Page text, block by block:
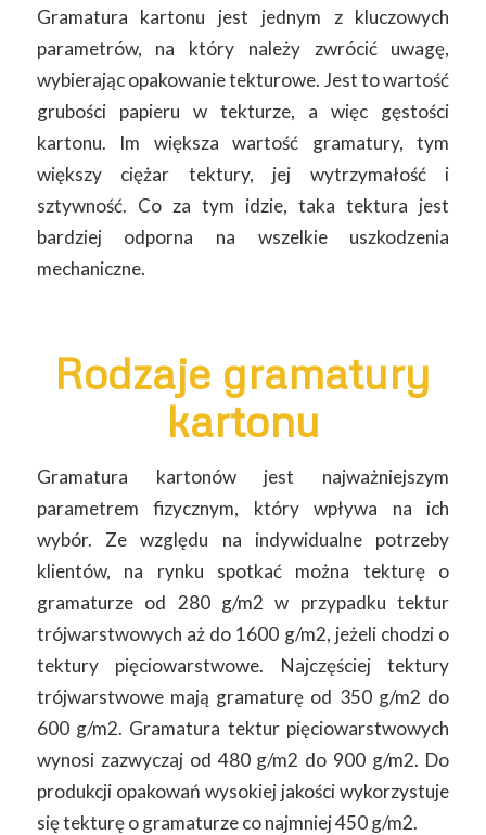
Gramatura kartonu jest jednym z kluczowych
parametrów, na który należy zwrócić uwagę,
wybierając opakowanie tekturowe. Jest to wartość
grubości papieru w tekturze, a więc gęstości
kartonu. Im większa wartość gramatury, tym
większy ciężar tektury, jej wytrzymałość i
sztywność. Co za tym idzie, taka tektura jest
bardziej odporna na wszelkie uszkodzenia
mechaniczne.
Rodzaje gramatury
kartonu
Gramatura kartonów jest najważniejszym
parametrem fizycznym, który wpływa na ich
wybór. Ze względu na indywidualne potrzeby
klientów, na rynku spotkać można tekturę o
gramaturze od 280 g/m2 w przypadku tektur
trójwarstwowych aż do 1600 g/m2, jeżeli chodzi o
tektury pięciowarstwowe. Najczęściej tektury
trójwarstwowe mają gramaturę od 350 g/m2 do
600 g/m2. Gramatura tektur pięciowarstwowych
wynosi zazwyczaj od 480 g/m2 do 900 g/m2. Do
produkcji opakowań wysokiej jakości wykorzystuje
się tekturę o gramaturze co najmniej 450 g/m2.